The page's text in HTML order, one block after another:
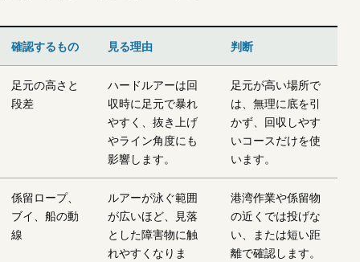
確認するもの 見る理由 判断
足元の高さと
段差
ハードルアーは回
収時に足元で暴れ
やすく、抜き上げ
やライン角度にも
影響します。
足元が高い場所で
は、無理に底を引
かず、回収しやす
いコースだけを使
います。
係留ロープ、
ブイ、船の動
線
ルアーが泳ぐ範囲
が広いほど、見落
とした障害物に触
れやすくなりま
港湾作業や係留物
の近くでは投げな
い、または短い距
離で確認します。